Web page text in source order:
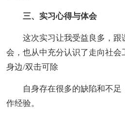
三、实习心得与体会
这次实习让我受益良多，跟
会，也从中充分认识了走向社会
身边/双击可除
自身存在很多的缺陷和不足
作经验。